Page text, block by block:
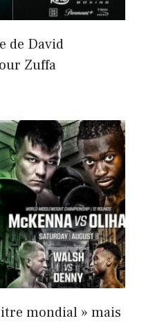
de David
Zuffa
mondial » mais